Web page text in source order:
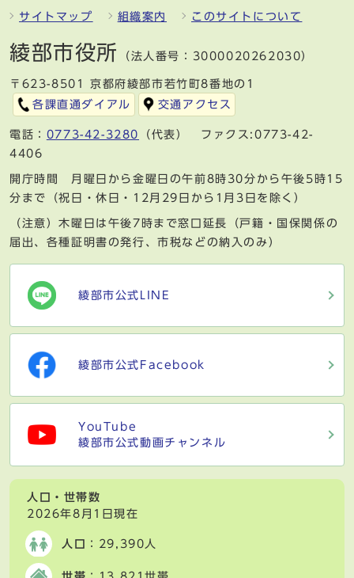
サイトマップ 組織案内 このサイトについて
綾部市役所 （法人番号：3000020262030）
〒623-8501 京都府綾部市若竹町8番地の1
各課直通ダイアル
交通アクセス
電話： 0773-42-3280
（代表） ファクス:0773-42-
4406
開庁時間 月曜日から金曜日の午前8時30分から午後5時15
分まで（祝日・休日・12月29日から1月3日を除く）
（注意）木曜日は午後7時まで窓口延長（戸籍・国保関係の
届出、各種証明書の発行、市税などの納入のみ）
綾部市公式LINE
綾部市公式Facebook
YouTube
綾部市公式動画チャンネル
人口・世帯数
2026年8月1日現在
人口 ：29,390人